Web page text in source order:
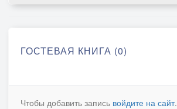
ГОСТЕВАЯ КНИГА (0)
Чтобы добавить запись войдите на сайт.